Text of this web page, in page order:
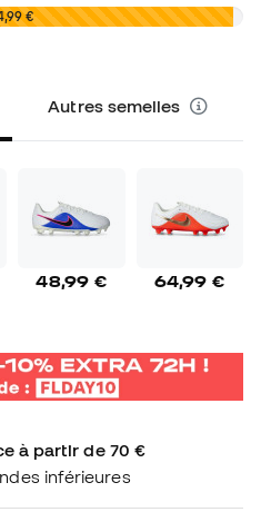
€
Autres semelles
48,99 € 64,99 €
à partir de 70 €
inférieures